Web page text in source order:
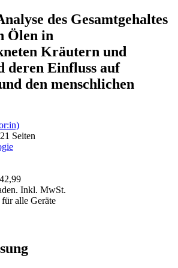
des Gesamtgehaltes
Ölen in
Kräutern und
deren Einfluss auf
den menschlichen
Seiten
Inkl. MwSt.
alle Geräte